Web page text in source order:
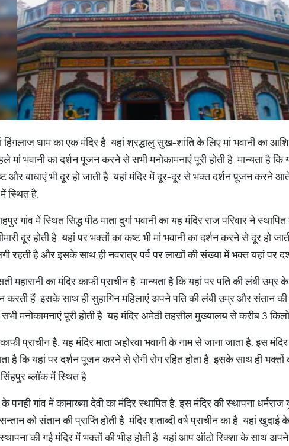
धाम का एक मंदिर है. यहां श्रद्धालु सुख-शांति के लिए मां भवानी का
भवानी का दर्शन पूजन करने से सभी मनोकामनाएं पूरी होती है. मान्यता है
और बाधाएं भी दूर हो जाती है. यहां मंदिर में दूर-दूर से भक्त दर्शन पूजन करने
स्थित है.
गांव में स्थित सिद्ध पीठ माता दुर्गा भवानी का यह मंदिर राज परिवार ने स्थापित
दूर होती है. यहां पर भक्तों का कष्ट भी मां भवानी का दर्शन करने से दूर हो
रहती है और इसके साथ ही नवरात्र पर्व पर लाखों की संख्या में भक्त यहां पर
महारानी का मंदिर काफी प्राचीन है. मान्यता है कि यहां पर पति की लंबी
करती हैं .इसके साथ ही सुहागिन महिलाएं अपने पति की लंबी उम्र और संतान की
मनोकामनाएं पूरी होती है. यह मंदिर अमेठी तहसील मुख्यालय से करीब 3
प्राचीन है. यह मंदिर माता अहोरवा भवानी के नाम से जाना जाता है. इस
है कि यहां पर दर्शन पूजन करने से रोगी रोग रहित होता है. इसके साथ ही भक्तों
ब्लॉक में स्थित है.
गांव में कामाख्या देवी का मंदिर स्थापित है. इस मंदिर की स्थापना धर्मराज
को संतान की प्राप्ति होती है. मंदिर शताब्दी वर्ष प्राचीन का है. यहां खुदाई
की गई मंदिर में भक्तों की भीड़ होती है. यहां आप ऑटो रिक्शा के साथ